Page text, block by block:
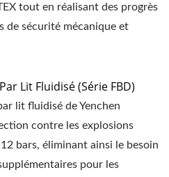
tout en réalisant des progrès
de sécurité mécanique et
Lit Fluidisé (série FBD)
lit fluidisé de Yenchen
contre les explosions
bars, éliminant ainsi le besoin
pour les